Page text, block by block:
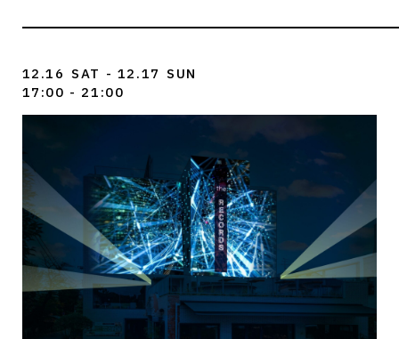
12.16 SAT - 12.17 SUN
17:00 - 21:00